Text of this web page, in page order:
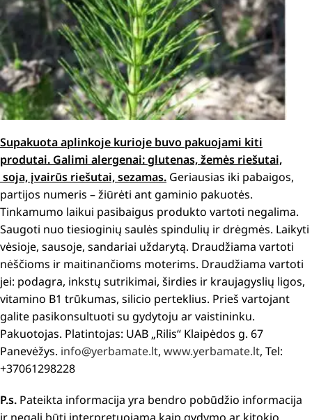
Supakuota aplinkoje kurioje buvo pakuojami kiti
produtai. Galimi alergenai: glutenas, žemės riešutai,
soja, įvairūs riešutai, sezamas. Geriausias iki pabaigos,
partijos numeris – žiūrėti ant gaminio pakuotės.
Tinkamumo laikui pasibaigus produkto vartoti negalima.
Saugoti nuo tiesioginių saulės spindulių ir drėgmės. Laikyti
vėsioje, sausoje, sandariai uždarytą. Draudžiama vartoti
nėščioms ir maitinančioms moterims. Draudžiama vartoti
jei: podagra, inkstų sutrikimai, širdies ir kraujagyslių ligos,
vitamino B1 trūkumas, silicio perteklius. Prieš vartojant
galite pasikonsultuoti su gydytoju ar vaistininku.
Pakuotojas. Platintojas: UAB „Rilis“ Klaipėdos g. 67
Panevėžys. info@yerbamate.lt, www.yerbamate.lt, Tel:
+37061298228
P.s. Pateikta informacija yra bendro pobūdžio informacija
ir negali būti interpretuojama kaip gydymo ar kitokio